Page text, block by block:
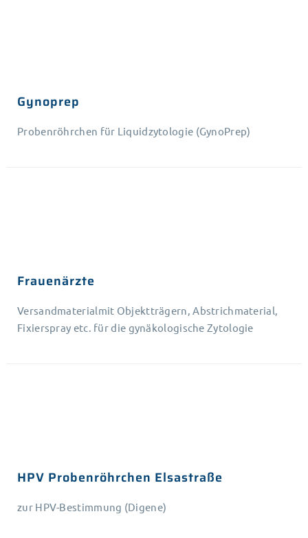
Gynoprep
Probenröhrchen für Liquidzytologie (GynoPrep)
Frauenärzte
Versandmaterialmit Objektträgern, Abstrichmaterial,
Fixierspray etc. für die gynäkologische Zytologie
HPV Probenröhrchen Elsastraße
zur HPV-Bestimmung (Digene)